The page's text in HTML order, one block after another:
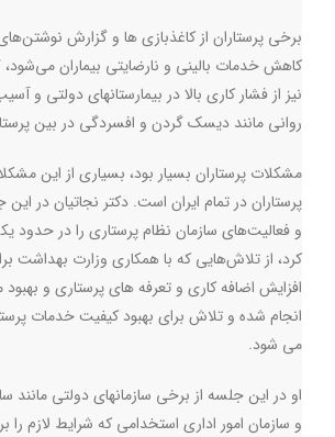
برخی پرستاران از کاغذبازی ها و گزارش
کاهش خدمات بالینی و نارضایتی بیماران می‌شود،
نیز از فشار کاری بالا در بیمارستانهای دولتی
روانی مانند دیسک گردن و افسردگی در بین
مشکلات پرستاران بسیار بود، بسیاری از این
پرستاران در تمام ایران است. دکتر نجاتیان در
و فعالیت‌های سازمان نظام پرستاری را در حدود
کرد، از تلاش‌هایی که با همکاری وزارت بهداشت
افزایش اضافه کاری و تعرفه های پرستاری و
انجام شده و تلاش برای بهبود کیفیت خدمات
می شود.
او در این جلسه از برخی سازمانهای دولتی مانند
و سازمان امور اداری استخدامی که شرایط لازم